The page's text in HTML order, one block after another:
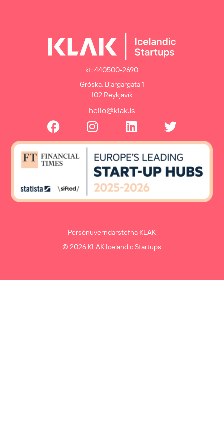
kt: 440500-2690
Gróska, Bjargargata 1
102 Reykjavík
hello@klak.is
© 2026 KLAK Icelandic Startups
Persónuverndarstefna KLAK